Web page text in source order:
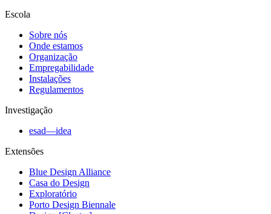
Escola
Sobre nós
Onde estamos
Organização
Empregabilidade
Instalações
Regulamentos
Investigação
esad—idea
Extensões
Blue Design Alliance
Casa do Design
Exploratório
Porto Design Biennale